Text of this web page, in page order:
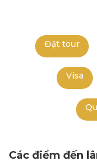
Đặt tour
Visa
Các điểm đến